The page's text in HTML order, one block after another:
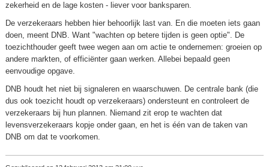
zekerheid en de lage kosten - liever voor banksparen.
De verzekeraars hebben hier behoorlijk last van. En die moeten iets gaan
doen, meent DNB. Want "wachten op betere tijden is geen optie". De
toezichthouder geeft twee wegen aan om actie te ondernemen: groeien op
andere markten, of efficiënter gaan werken. Allebei bepaald geen
eenvoudige opgave.
DNB houdt het niet bij signaleren en waarschuwen. De centrale bank (die
dus ook toezicht houdt op verzekeraars) ondersteunt en controleert de
verzekeraars bij hun plannen. Niemand zit erop te wachten dat
levensverzekeraars kopje onder gaan, en het is één van de taken van
DNB om dat te voorkomen.